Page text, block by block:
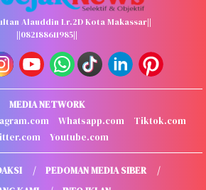
Alauddin Lr.2D Kota Makassar||
||082188611985||
MEDIA NETWORK
Whatsapp.com
Tiktok.com
Youtube.com
PEDOMAN MEDIA SIBER